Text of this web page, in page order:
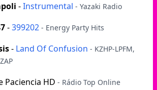
-Instrumental - Yazaki Radio
-399202 - Energy Party Hits
- Land Of Confusion - KZHP-LPFM,
Paciencia HD - Rádio Top Online